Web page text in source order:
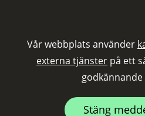
Vår webbplats använder
externa tjänster på ett
Stäng
Följ oss på